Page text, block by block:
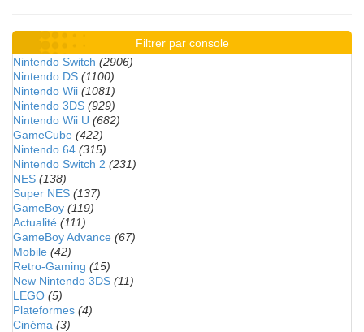
Filtrer par console
Nintendo Switch (2906)
Nintendo DS (1100)
Nintendo Wii (1081)
Nintendo 3DS (929)
Nintendo Wii U (682)
GameCube (422)
Nintendo 64 (315)
Nintendo Switch 2 (231)
NES (138)
Super NES (137)
GameBoy (119)
Actualité (111)
GameBoy Advance (67)
Mobile (42)
Retro-Gaming (15)
New Nintendo 3DS (11)
LEGO (5)
Plateformes (4)
Cinéma (3)